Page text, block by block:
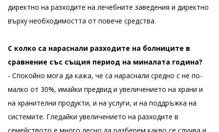
директно на разходите на лечебните заведения и директно
върху необходимостта от повече средства.
С колко са нараснали разходите на болниците в
сравнение със същия период на миналата година?
- Спокойно мога да кажа, че са нараснали средно с не по-
малко от 30%, имайки предвид и увеличението на храни и
на хранителни продукти, и на услуги, и на поддръжка на
системите. Гледайки увеличението на разходите в